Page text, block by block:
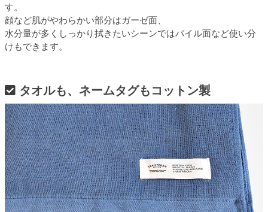
す。
顔など肌がやわらかい部分はガーゼ面、
水分量が多くしっかり拭きたいシーンではパイル面など使い分
けもできます。
タオルも、ネームタグもコットン製